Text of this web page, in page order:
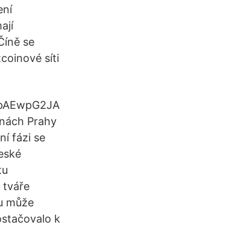
se
síti
Prahy
fázi se
tváře
může
k